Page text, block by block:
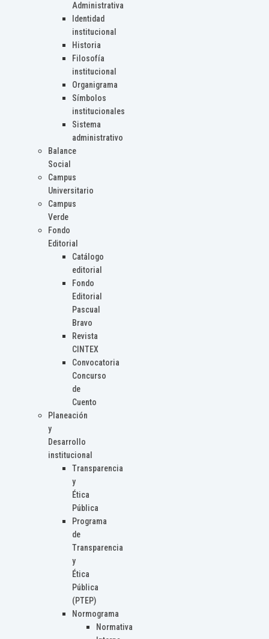
Administrativa
Identidad
institucional
Historia
Filosofía
institucional
Organigrama
Símbolos
institucionales
Sistema
administrativo
Balance
Social
Campus
Universitario
Campus
Verde
Fondo
Editorial
Catálogo
editorial
Fondo
Editorial
Pascual
Bravo
Revista
CINTEX
Convocatoria
Concurso
de
Cuento
Planeación
y
Desarrollo
institucional
Transparencia
y
Ética
Pública
Programa
de
Transparencia
y
Ética
Pública
(PTEP)
Normograma
Normativa